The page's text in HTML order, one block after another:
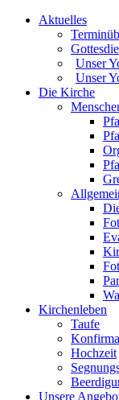
Aktuelles
Unser
Unser
Die Kirche
Kirchenleben
Taufe
Hochzeit
Unsere